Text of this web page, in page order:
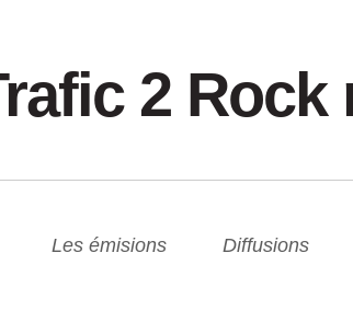
2 Rock
Les émisions Diffusions